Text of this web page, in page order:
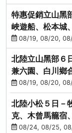
特惠促銷立山黑
峽遊船、松本城
08/19, 08/20,
北陸立山黑部６
兼六園、白川鄉
花之里絢爛花海
08/19, 08/20,
北陸小松５日－
克、木曾馬籠宿
白川鄉合掌村
08/24, 08/25,